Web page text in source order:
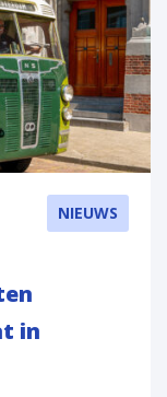
NIEUWS
in